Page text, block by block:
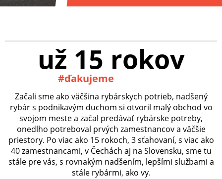
už 15 rokov
#ďakujeme
Začali sme ako väčšina rybárskych potrieb, nadšený
rybár s podnikavým duchom si otvoril malý obchod vo
svojom meste a začal predávať rybárske potreby,
onedlho potreboval prvých zamestnancov a väčšie
priestory. Po viac ako 15 rokoch, 3 sťahovaní, s viac ako
40 zamestnancami, v Čechách aj na Slovensku, sme tu
stále pre vás, s rovnakým nadšením, lepšími službami a
stále rybármi, ako vy.